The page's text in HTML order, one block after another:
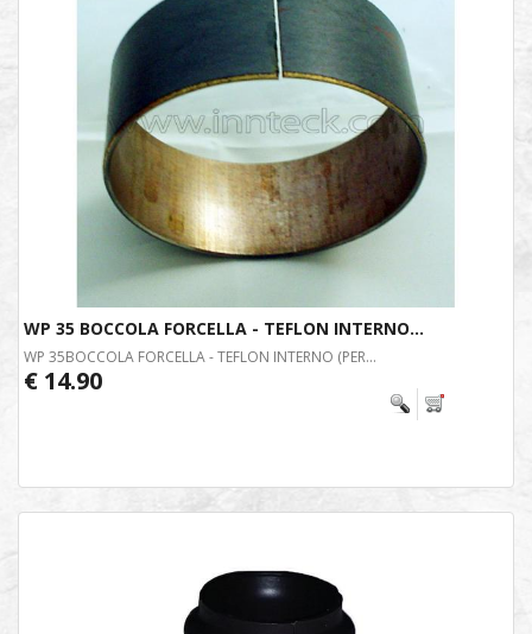
WP 35 BOCCOLA FORCELLA - TEFLON INTERNO...
WP 35BOCCOLA FORCELLA - TEFLON INTERNO (PER...
€ 14.90